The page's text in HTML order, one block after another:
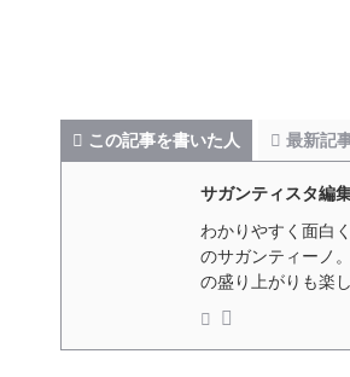
この記事を書いた人 最新記
サガンティスタ編
わかりやすく面白
のサガンティーノ
の盛り上がりも楽